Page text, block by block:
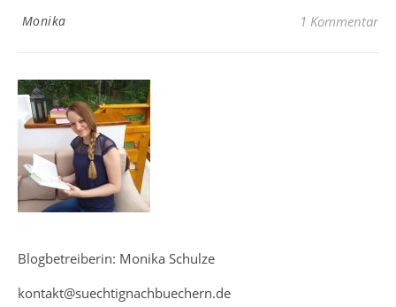
Monika 1 Kommentar
Blogbetreiberin: Monika Schulze
kontakt@suechtignachbuechern.de